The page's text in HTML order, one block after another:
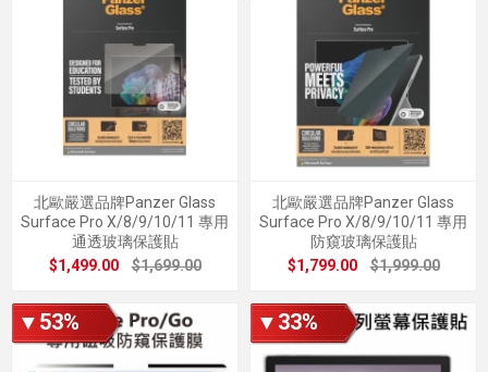
北歐嚴選品牌Panzer Glass
Surface Pro X/8/9/10/11 專用
通透玻璃保護貼
$1,499.00
$1,699.00
北歐嚴選品牌Panzer Glass
Surface Pro X/8/9/10/11 專用
防窺玻璃保護貼
$1,799.00
$1,999.00
▼53% ▼33%